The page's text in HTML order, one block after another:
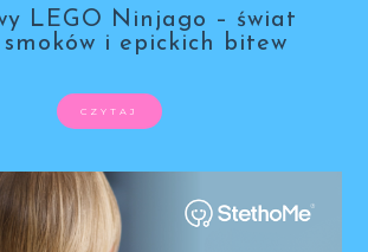
LEGO Ninjago – świat
i epickich bitew
CZYTAJ